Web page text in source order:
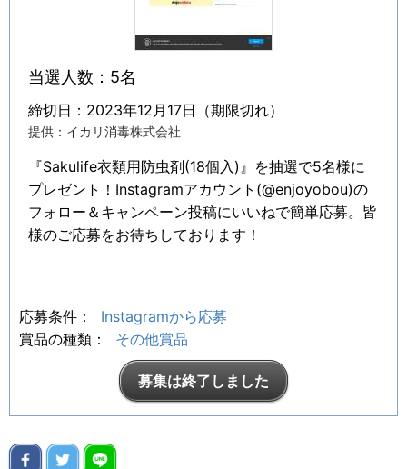
当選人数：5名
締切日：2023年12月17日（期限切れ）
提供：イカリ消毒株式会社
『Sakulife衣類用防虫剤(18個入)』を抽選で5名様に
プレゼント！Instagramアカウント(@enjoyobou)の
フォロー＆キャンペーン投稿にいいねで簡単応募。皆
様のご応募をお待ちしております！
応募条件：
Instagramから応募
賞品の種類：
その他賞品
募集は終了しました